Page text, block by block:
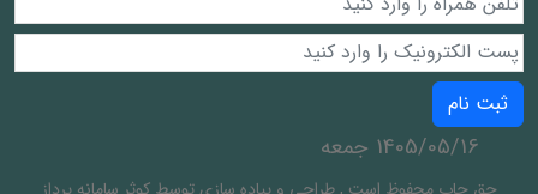
ثبت نام
1405/05/16 جمعه